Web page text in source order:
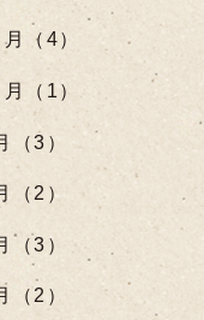
（4）
（1）
（3）
（2）
（3）
（2）